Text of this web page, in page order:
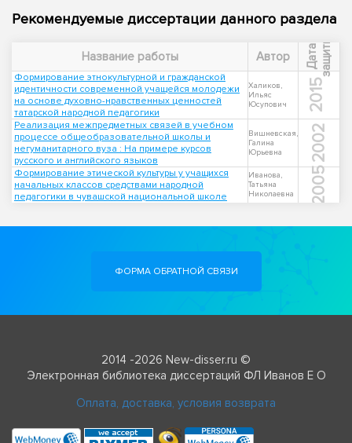
Рекомендуемые диссертации данного раздела
Название работы Автор Д
а
т
а
з
а
щ
и
т ы
Формирование этнокультурной и гражданской
идентичности современной учащейся молодежи
на основе духовно-нравственных ценностей
татарской народной педагогики
Халиков,
Ильяс
Юсупович
2015
Реализация межпредметных связей в учебном
процессе общеобразовательной школы и
негуманитарного вуза : На примере курсов
русского и английского языков
Вишневская,
Галина
Юрьевна
2002
Формирование этической культуры у учащихся
начальных классов средствами народной
педагогики в чувашской национальной школе
Иванова,
Татьяна
Николаевна
2005
ФОРМА ОБРАТНОЙ СВЯЗИ
2014 -2026 New-disser.ru ©
Электронная библиотека диссертаций ФЛ Иванов Е О
Оплата, доставка, условия возврата